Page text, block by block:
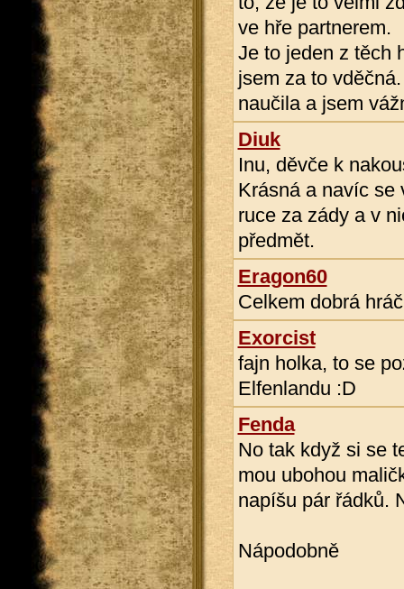
ve hře partnerem.
Je to jeden z těch
jsem za to
naučila a jsem
Diuk
Inu, děvče k
Krásná a navíc se
ruce za zády a v
předmět.
Eragon60
Celkem dobrá
Exorcist
fajn holka, to se
Elfenlandu :D
Fenda
No tak když si se
mou ubohou
napíšu pár řádků.
Nápodobně